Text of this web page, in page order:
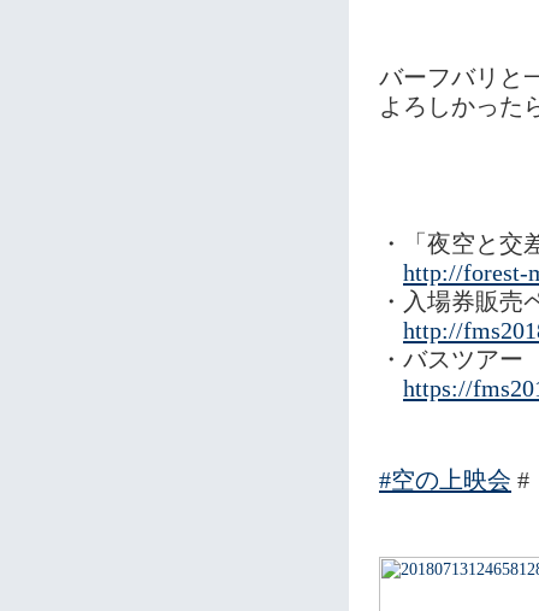
バーフバリと
よろしかった
・「夜空と交
http://forest-
・入場券販売
http://
・バスツアー
https://
#空の上映会 #